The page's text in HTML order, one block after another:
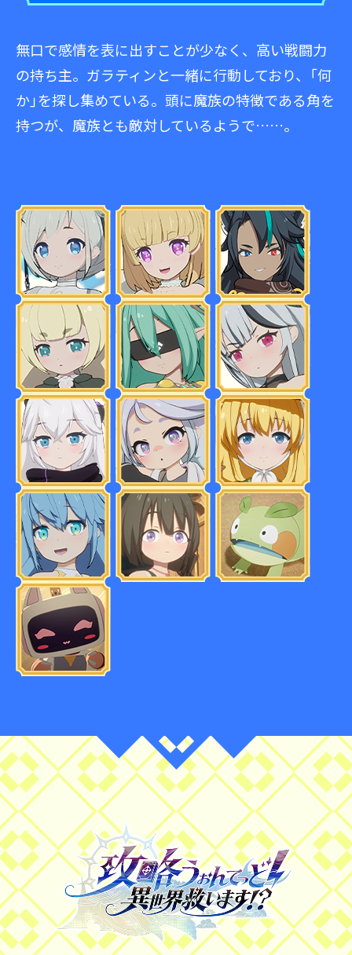
無口で感情を表に出すことが少なく、高い戦闘力
の持ち主。ガラティンと一緒に行動しており、「何
か」を探し集めている。頭に魔族の特徴である角を
持つが、魔族とも敵対しているようで……。